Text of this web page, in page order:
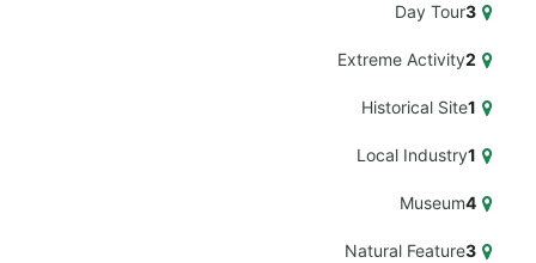
3
Day Tour
2
Extreme Activity
1
Historical Site
1
Local Industry
4
Museum
3
Natural Feature